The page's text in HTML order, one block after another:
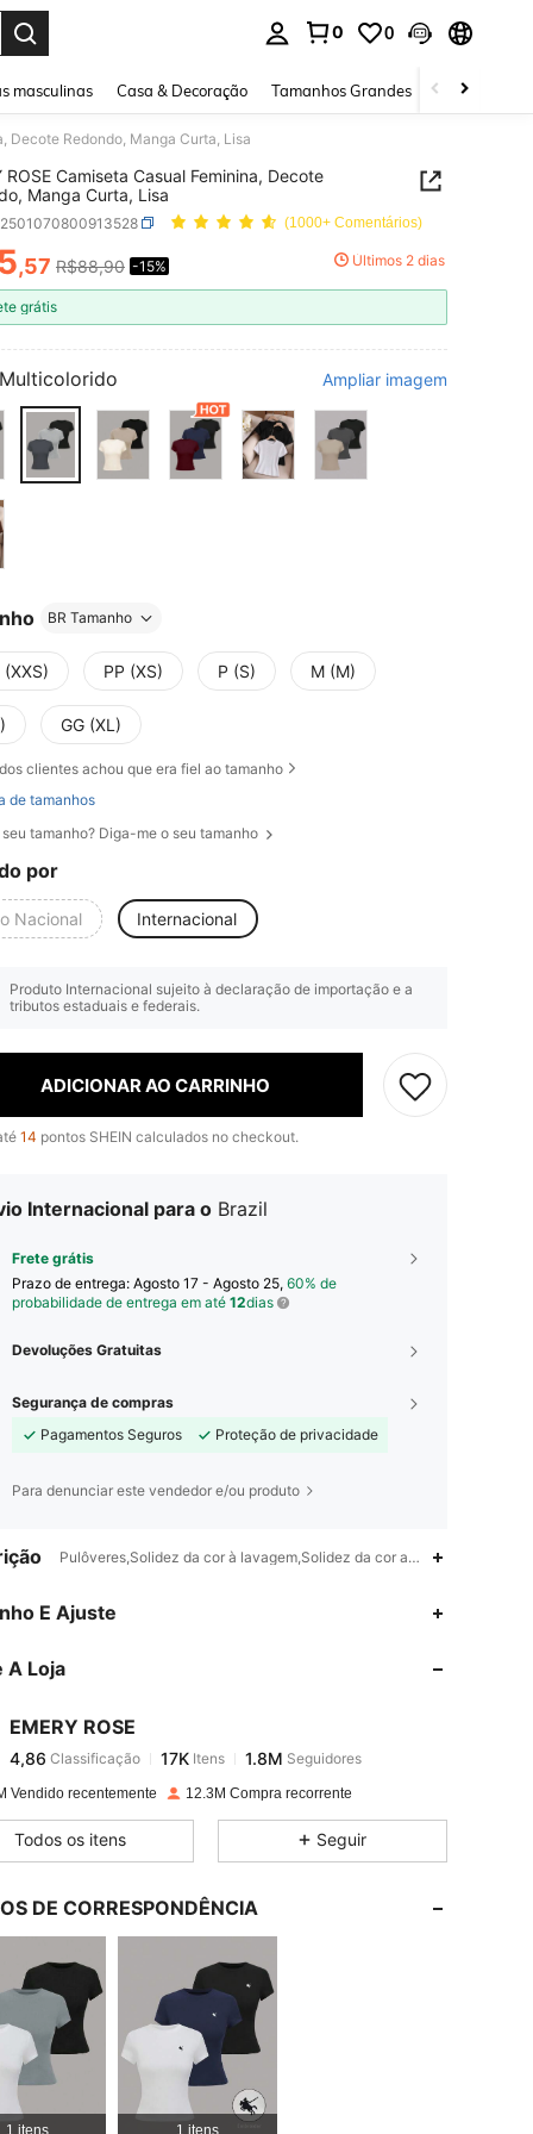
0 0
masculinas Casa & Decoração Tamanhos Grandes Joias e
Decote Redondo, Manga Curta, Lisa
Tamanho: M
ROSE Camiseta Casual Feminina, Decote
Manga Curta, Lisa
(1000+ Comentários)
AND AVAILABILITY
,57 R$88,90 -15% Últimos 2 dias
grátis
Multicolorido Ampliar imagem
BR Tamanho
(XXS) PP (XS) P (S) M (M)
GG (XL)
dos clientes achou que era fiel ao tamanho
de tamanhos
tamanho? Diga-me o seu tamanho
por
Nacional Internacional
Produto Internacional sujeito à declaração de importação e a
tributos estaduais e federais.
ADICIONAR AO CARRINHO
14 pontos SHEIN calculados no checkout.
Internacional para o Brazil
Frete grátis
Prazo de entrega: Agosto 17 - Agosto 25, 60% de
probabilidade de entrega em até 12dias
Devoluções Gratuitas
Segurança de compras
Pagamentos Seguros
Proteção de privacidade
Para denunciar este vendedor e/ou produto
Pulôveres,Solidez da cor à lavagem,Solidez da cor ao atrito,Semi-
E Ajuste
A Loja
EMERY ROSE
4,86
k***opago 18 horas atrás
1.8M
4,86 17K 1.8M
4,86 17K 1.8M
Vendido recentemente 12.3M Compra recorrente
Todos os itens Seguir
DE CORRESPONDÊNCIA